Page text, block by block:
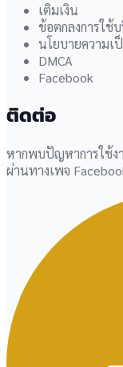
เติมเงิน
ข้อตกลงการใช้บ
นโยบายความเ
DMCA
Facebook
ติดต่อ
หากพบปัญหาการใช้ง
ผ่านทางเพจ